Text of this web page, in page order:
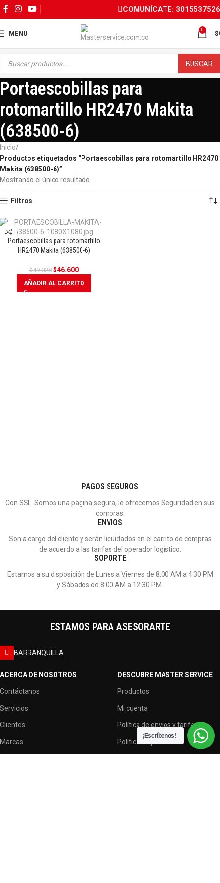
COMUNÍCATE: 3015537526
MENU 0 $
BUSCAR
Portaescobillas para
rotomartillo HR2470 Makita
(638500-6)
Inicio
Productos etiquetados “Portaescobillas para rotomartillo HR2470
Makita (638500-6)”
Mostrando el único resultado
Filtros
OFERTA
Portaescobillas para rotomartillo
HR2470 Makita (638500-6)
$49.028 $46.600
AÑADIR AL CARRITO
PAGOS SEGUROS
Con SSL. Somos una pagina segura, le ofrecemos Seguridad en sus
compras.
ENVIOS
Son a cargo del cliente y serán liquidados en el carrito de compras
de acuerdo a las tarifas del operador logístico.
SOPORTE
Estamos a su disposición de Lunes a Viernes de 8:00 AM a 4:30 PM
y Sábados de 8:00 AM a 12:30 PM.
ESTAMOS PARA ASESORARTE
BARRANQUILLA
ACERCA DE NOSOTROS
Contáctanos
Servicios
Clientes
Marcas
DESCUBRE MASTER SERVICE
Productos
Mi cuenta
Política de envios y tarifas
Política de privacidad
¡Escríbenos!